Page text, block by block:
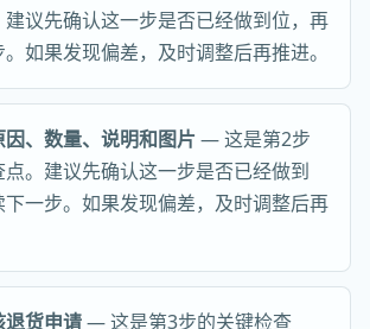
议先确认这一步是否已经做到位，再
如果发现偏差，及时调整后再推进。
、数量、说明和图片 — 这是第2步
点。建议先确认这一步是否已经做到
一步。如果发现偏差，及时调整后再
退货申请— 这是第3步的关键检查